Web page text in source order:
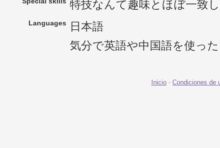
特技なんて趣味とほぼ一致
Languages
日本語
気分で英語や中国語を使っ
Inicio - Condiciones de